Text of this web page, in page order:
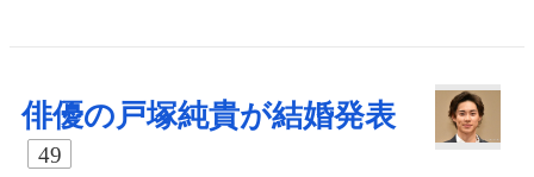
俳優の戸塚純貴が結婚発表
49